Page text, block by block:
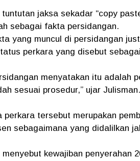
jaksa sekadar “copy
sebagai fakta persidangan.
yang muncul di persidangan
perkara yang disebut
menyatakan itu adalah
sesuai prosedur,” ujar Julisman.
perkara tersebut merupakan
sebagaimana yang didalilkan
kewajiban penyerahan